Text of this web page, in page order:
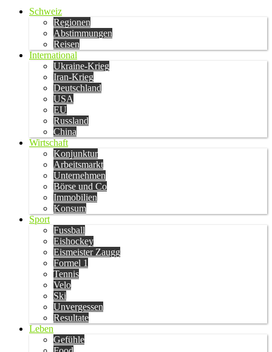
Schweiz
Regionen
Abstimmungen
Reisen
International
Ukraine-Krieg
Iran-Krieg
Deutschland
USA
EU
Russland
China
Wirtschaft
Konjunktur
Arbeitsmarkt
Unternehmen
Börse und Co
Immobilien
Konsum
Sport
Fussball
Eishockey
Eismeister Zaugg
Formel 1
Tennis
Velo
Ski
Unvergessen
Resultate
Leben
Gefühle